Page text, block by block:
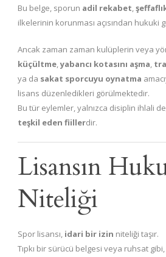
Bu belge, sporun adil rekabet,
ilkelerinin korunması açısından hukuki
Ancak zaman zaman kulüplerin veya
küçültme,yabancı kotasını aşma,
ya da sakat sporcuyu oynatma
lisans düzenledikleri görülmektedir.
Bu tür eylemler, yalnızca disiplin ihlali
teşkil eden fiillerdir.
Lisansın
Niteliği
Spor lisansı, idari bir izin niteliği taşır.
Tıpkı bir sürücü belgesi veya ruhsat